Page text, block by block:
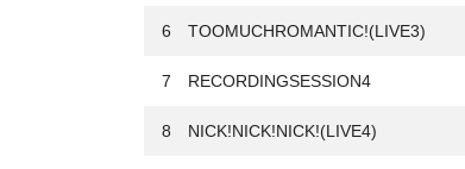
6 TOOMUCHROMANTIC!(LIVE3)
7 RECORDINGSESSION4
8 NICK!NICK!NICK!(LIVE4)